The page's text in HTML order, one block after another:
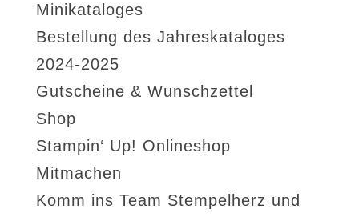
Minikataloges
Bestellung des Jahreskataloges
2024-2025
Gutscheine & Wunschzettel
Shop
Stampin‘ Up! Onlineshop
Mitmachen
Komm ins Team Stempelherz und